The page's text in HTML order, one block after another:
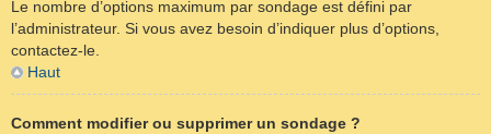
Le nombre d’options maximum par sondage est défini par
l’administrateur. Si vous avez besoin d’indiquer plus d’options,
contactez-le.
Haut
Comment modifier ou supprimer un sondage ?